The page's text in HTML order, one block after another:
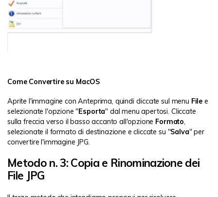
Come Convertire su MacOS
Aprite l'immagine con Anteprima, quindi cliccate sul menu File e
selezionate l'opzione "Esporta" dal menu apertosi. Cliccate
sulla freccia verso il basso accanto all'opzione Formato,
selezionate il formato di destinazione e cliccate su "Salva" per
convertire l'immagine JPG.
Metodo n. 3: Copia e Rinominazione dei
File JPG